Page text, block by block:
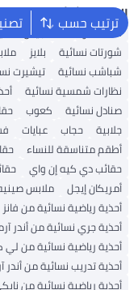
ترتيب حسب
البحث الشائع
شنط ألدو شنط جيس
شورتات نسائية
بلايز
شباشب نسائية
تيشيرت
نظارات شمسية نسائية
صنادل نسائية
كعوب
جلابية
حجاب عبايات
أطقم متناسقة للنساء
حقائب دي كيه إن واي
أمريكان إيجل
ملابس
أحذية رياضية نسائية من فانز
أحذية جري نسائية من أندر
أحذية رياضية نسائية من لي
أحذية تدريب نسائية من أندر
أحذية رياضية نسائية من